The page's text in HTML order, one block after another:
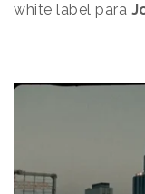
white label para